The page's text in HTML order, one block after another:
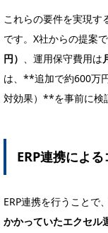
これらの要件を実現す
です。X社からの提案
円）
、運用保守費用は
は、**追加で約600万
対効果）**を事前に検
ERP連携によ
ERP連携を行うことで
かかっていたエクセル